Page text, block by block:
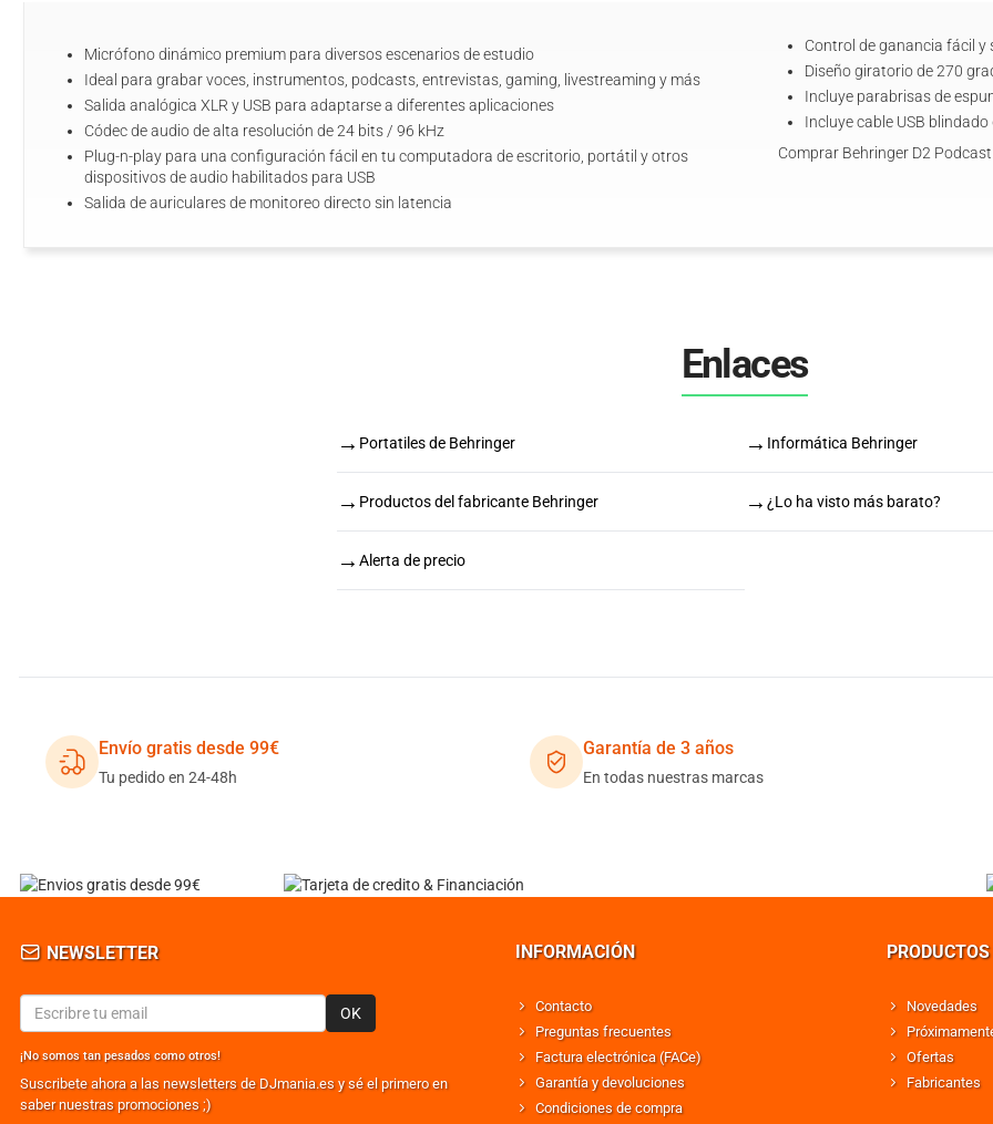
Micrófono dinámico premium para diversos escenarios de estudio
Ideal para grabar voces, instrumentos, podcasts, entrevistas, gaming, livestreaming y más
Salida analógica XLR y USB para adaptarse a diferentes aplicaciones
Códec de audio de alta resolución de 24 bits / 96 kHz
Plug-n-play para una configuración fácil en tu computadora de escritorio, portátil y otros
dispositivos de audio habilitados para USB
Salida de auriculares de monitoreo directo sin latencia
Control de ganancia fácil y
Diseño giratorio de 270
Incluye parabrisas de
Incluye cable USB
Comprar Behringer D2
Enlaces
→ Portatiles de Behringer → Informática Behringer
→ Productos del fabricante Behringer → ¿Lo ha visto más barato?
→ Alerta de precio
Envío gratis desde 99€
Tu pedido en 24-48h
Garantía de 3 años
En todas nuestras marcas
NEWSLETTER
OK
¡No somos tan pesados como otros!
Suscribete ahora a las newsletters de DJmania.es y sé el primero en
saber nuestras promociones ;)
INFORMACIÓN
Contacto
Preguntas frecuentes
Factura electrónica (FACe)
Garantía y devoluciones
Condiciones de compra
PRODUCTOS
Novedades
Ofertas
Fabricantes